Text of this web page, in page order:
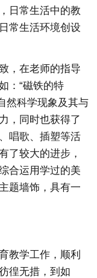
日常生活中的教
常生活环境创设
，在老师的指导
：“磁铁的特
然科学现象及其与
，同时也获得了
唱歌、插塑等活
了较大的进步，
合运用学过的美
题墙饰，具有一
教学工作，顺利
徨无措，到如